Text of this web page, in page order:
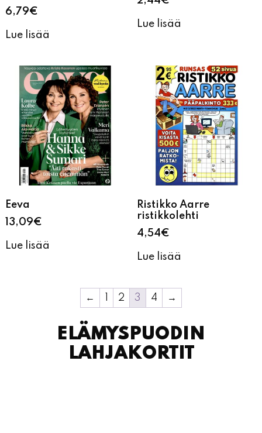
Eeva
13,09€
Lue lisää
Ristikko Aarre
ristikkolehti
4,54€
Lue lisää
3 4 →
ELÄMYSPUODIN
LAHJAKORTIT